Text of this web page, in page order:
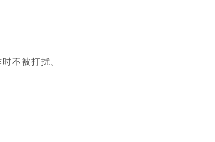
不被打扰。